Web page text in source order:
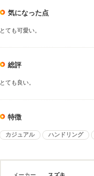
気になった点
とても可愛い。
総評
とても良い。
特徴
カジュアル ハンドリング